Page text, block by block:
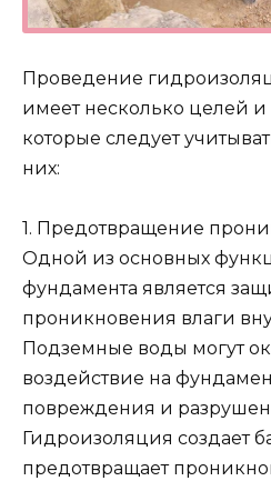
Проведение
имеет несколько целей
которые следует
них:
1. Предотвращение
Одной из основных
фундамента является
проникновения влаги
Подземные воды могут
воздействие на
повреждения и
Гидроизоляция создает
предотвращает